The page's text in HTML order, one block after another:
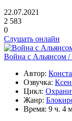
22.07.2021
2 583
0
Слушать онлайн
Война с Альянсом
Автор:
Озвучка:
Цикл:
Жанр:
Время: 9 ч. 4